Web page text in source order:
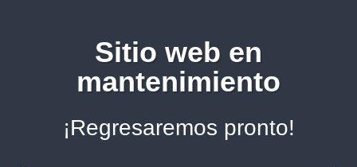
Sitio web en
mantenimiento
¡Regresaremos pronto!